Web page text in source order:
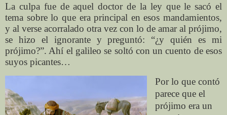
La culpa fue de aquel doctor de la ley que le sacó el
tema sobre lo que era principal en esos mandamientos,
y al verse acorralado otra vez con lo de amar al prójimo,
se hizo el ignorante y preguntó: “¿y quién es mi
prójimo?”. Ahí el galileo se soltó con un cuento de esos
suyos picantes…
Por lo que contó
parece que el
prójimo era un